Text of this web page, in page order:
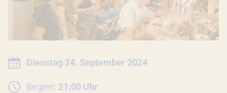
Datum:
Dienstag 24. September 2024
Beginn: 21:00 Uhr